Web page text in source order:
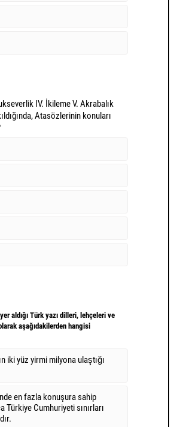
IV. İkileme V. Akrabalık
Atasözlerinin konuları
aldığı Türk yazı dilleri, lehçeleri ve
aşağıdakilerden hangisi
iki yüz yirmi milyona ulaştığı
en fazla konuşura sahip
Türkiye Cumhuriyeti sınırları